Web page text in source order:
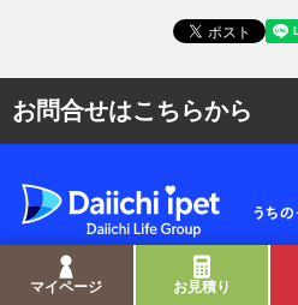
マイページ お見積り
お問合せはこちらから
各種お問合せ窓口
耳や言葉の不自由なお客さ
サイトマップ